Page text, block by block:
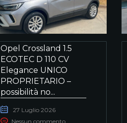
Opel Crossland 1.5
ECOTEC D 110 CV
Elegance UNICO
PROPRIETARIO –
possibilità no...
27 Luglio 2026
Nessun commento